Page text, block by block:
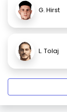
G. Hirst
L. Tolaj